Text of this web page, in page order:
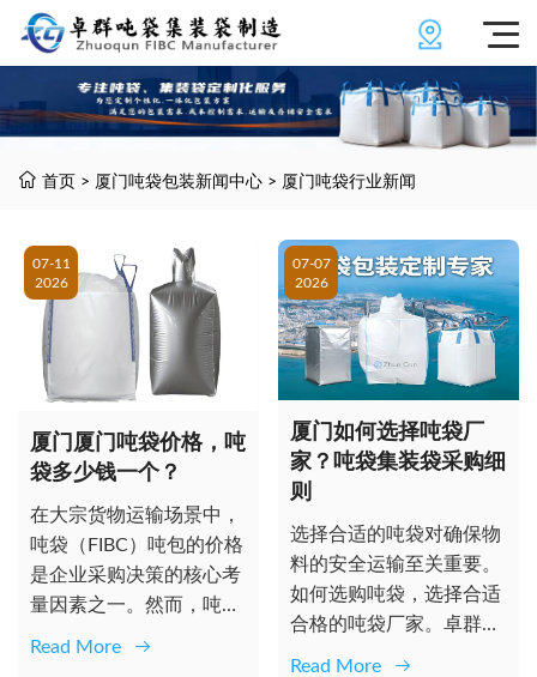
首页 > 厦门吨袋包装新闻中心 > 厦门吨袋行业新闻
07-11
2026
厦门厦门吨袋价格，吨
袋多少钱一个？
在大宗货物运输场景中，
吨袋（FIBC）吨包的价格
是企业采购决策的核心考
量因素之一。然而，吨袋
价格并非简单的“一价
Read More
07-07
2026
厦门如何选择吨袋厂
家？吨袋集装袋采购细
则
选择合适的吨袋对确保物
料的安全运输至关重要。
如何选购吨袋，选择合适
合格的吨袋厂家。卓群吨
Read More